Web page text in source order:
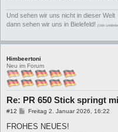
Und sehen wir uns nicht in dieser Welt
dann sehen wir uns in Bielefeld!
(Udo
Himbeertoni
Neu im Forum
Re: PR 650 Stick springt
#12
B
i
Freitag 2. Januar 2026, 16:22
FROHES NEUES!